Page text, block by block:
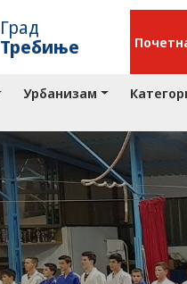
Град
Требиње
Урбанизам